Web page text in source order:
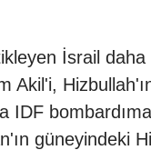
İsrail
Akil'i,
IDF
güneyindeki